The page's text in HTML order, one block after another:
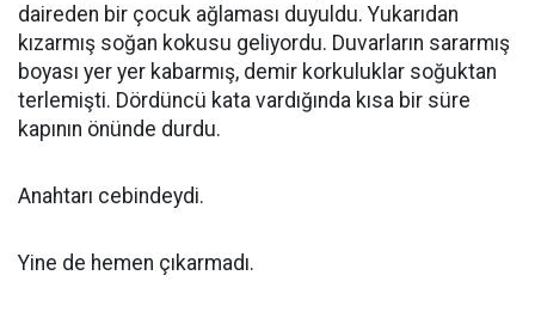
daireden bir çocuk ağlaması duyuldu. Yukarıdan
kızarmış soğan kokusu geliyordu. Duvarların sararmış
boyası yer yer kabarmış, demir korkuluklar soğuktan
terlemişti. Dördüncü kata vardığında kısa bir süre
kapının önünde durdu.
Anahtarı cebindeydi.
Yine de hemen çıkarmadı.